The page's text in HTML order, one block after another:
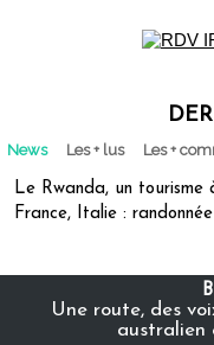
News Les + lus Les +
Le Rwanda, un
France, Italie :
Une route, des
australien